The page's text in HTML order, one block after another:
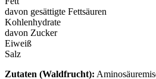
davon gesättigte Fettsäuren
Kohlenhydrate
davon Zucker
Eiweiß
Salz
Zutaten (Waldfrucht):